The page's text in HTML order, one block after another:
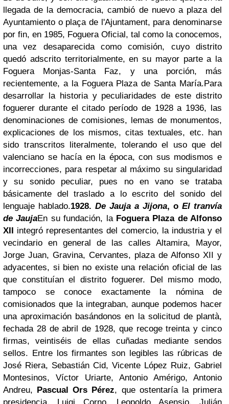
llegada de la democracia, cambió de nuevo a plaza del
Ayuntamiento o plaça de l'Ajuntament, para denominarse
por fin, en 1985, Foguera Oficial, tal como la conocemos,
una vez desaparecida como comisión, cuyo distrito
quedó adscrito territorialmente, en su mayor parte a la
Foguera Monjas-Santa Faz, y una porción, más
recientemente, a la Foguera Plaza de Santa María.Para
desarrollar la historia y peculiaridades de este distrito
foguerer durante el citado período de 1928 a 1936, las
denominaciones de comisiones, lemas de monumentos,
explicaciones de los mismos, citas textuales, etc. han
sido transcritos literalmente, tolerando el uso que del
valenciano se hacía en la época, con sus modismos e
incorrecciones, para respetar al máximo su singularidad
y su sonido peculiar, pues no en vano se trataba
básicamente del traslado a lo escrito del sonido del
lenguaje hablado.1928. De Jauja a Jijona, o El tranvía
de JaujaEn su fundación, la Foguera Plaza de Alfonso
XII integró representantes del comercio, la industria y el
vecindario en general de las calles Altamira, Mayor,
Jorge Juan, Gravina, Cervantes, plaza de Alfonso XII y
adyacentes, si bien no existe una relación oficial de las
que constituían el distrito foguerer. Del mismo modo,
tampoco se conoce exactamente la nómina de
comisionados que la integraban, aunque podemos hacer
una aproximación basándonos en la solicitud de plantà,
fechada 28 de abril de 1928, que recoge treinta y cinco
firmas, veintiséis de ellas cuñadas mediante sendos
sellos. Entre los firmantes son legibles las rúbricas de
José Riera, Sebastián Cid, Vicente López Ruiz, Gabriel
Montesinos, Víctor Uriarte, Antonio Amérigo, Antonio
Andreu, Pascual Ors Pérez, que ostentaría la primera